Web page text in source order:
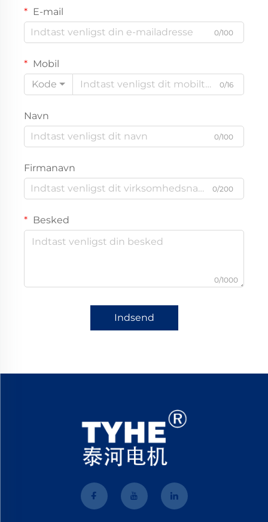
E-mail
0/100
Mobil
Kode
0/16
Navn
0/100
Firmanavn
0/200
Besked
0/1000
Indsend